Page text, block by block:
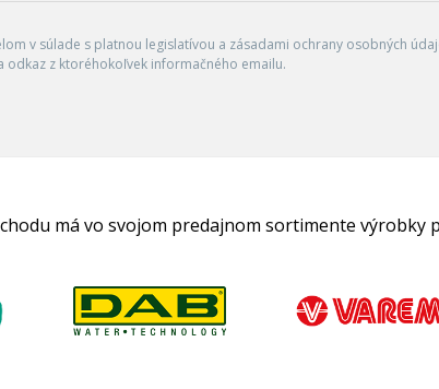
v súlade s platnou legislatívou a zásadami ochrany osobných
z ktoréhokoľvek informačného emailu.
má vo svojom predajnom sortimente výrobky